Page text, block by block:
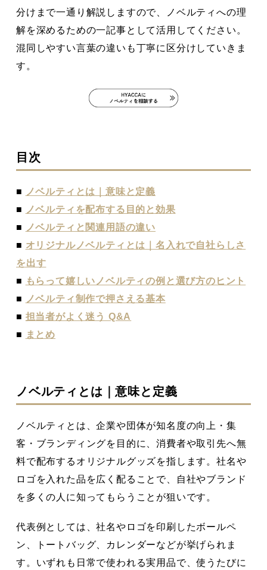
分けまで一通り解説しますので、ノベルティへの理
解を深めるための一記事として活用してください。
混同しやすい言葉の違いも丁寧に区分けしていきま
す。
目次
■ ノベルティとは｜意味と定義
■ ノベルティを配布する目的と効果
■ ノベルティと関連用語の違い
■ オリジナルノベルティとは｜名入れで自社らしさ
を出す
■ もらって嬉しいノベルティの例と選び方のヒント
■ ノベルティ制作で押さえる基本
■ 担当者がよく迷う Q&A
■ まとめ
ノベルティとは｜意味と定義
ノベルティとは、企業や団体が知名度の向上・集
客・ブランディングを目的に、消費者や取引先へ無
料で配布するオリジナルグッズを指します。社名や
ロゴを入れた品を広く配ることで、自社やブランド
を多くの人に知ってもらうことが狙いです。
代表例としては、社名やロゴを印刷したボールペ
ン、トートバッグ、カレンダーなどが挙げられま
す。いずれも日常で使われる実用品で、使うたびに